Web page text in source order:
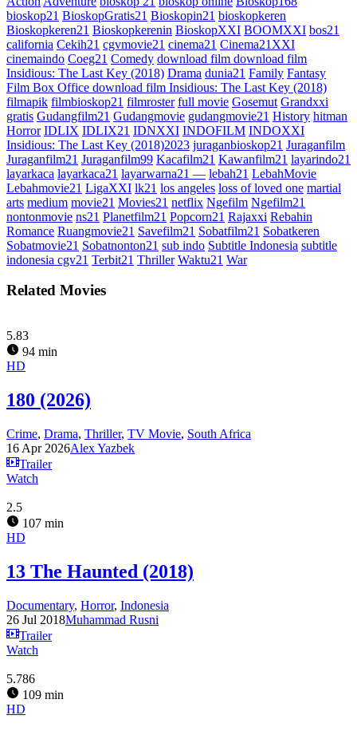
bioskop21 BioskopGratis21 Bioskopin21 bioskopkeren
Bioskopkeren21 Bioskopkerenin BioskopXXI BOOMXXI bos21
california Cekih21 cgvmovie21 cinema21 Cinema21XXI
cinemaindo Coeg21 Comedy download film download film
Insidious: The Last Key (2018) Drama dunia21 Family Fantasy
Film Box Office download film Insidious: The Last Key (2018)
filmapik filmbioskop21 filmroster full movie Gosemut Grandxxi
gratis Gudangfilm21 Gudangmovie gudangmovie21 History hitman
Horror IDLIX IDLIX21 IDNXXI INDOFILM INDOXXI
Insidious: The Last Key (2018)2023 juraganbioskop21 Juraganfilm
Juraganfilm21 Juraganfilm99 Kacafilm21 Kawanfilm21 layarindo21
layarkaca layarkaca21 layarwarna21 — lebah21 LebahMovie
Lebahmovie21 LigaXXI lk21 los angeles loss of loved one martial
arts medium movie21 Movies21 netflix Ngefilm Ngefilm21
nontonmovie ns21 Planetfilm21 Popcorn21 Rajaxxi Rebahin
Romance Ruangmovie21 Savefilm21 Sobatfilm21 Sobatkeren
Sobatmovie21 Sobatnonton21 sub indo Subtitle Indonesia subtitle
indonesia cgv21 Terbit21 Thriller Waktu21 War
Related Movies
5.83
94 min
HD
180 (2026)
Crime, Drama, Thriller, TV Movie, South Africa
16 Apr 2026Alex Yazbek
Trailer
Watch
2.5
107 min
HD
13 The Haunted (2018)
Documentary, Horror, Indonesia
26 Jul 2018Muhammad Rusni
Trailer
Watch
5.786
109 min
HD